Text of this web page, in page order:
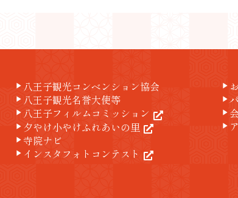
play_arrow 八王子観光コンベンション協会
play_arrow 八王子観光名誉大使等
play_arrow 八王子フィルムコミッション
play_arrow 夕やけ小やけふれあいの里
play_arrow 寺院ナビ
play_arrow インスタフォトコンテスト
play_arrow
play_arrow
play_arrow
play_arrow